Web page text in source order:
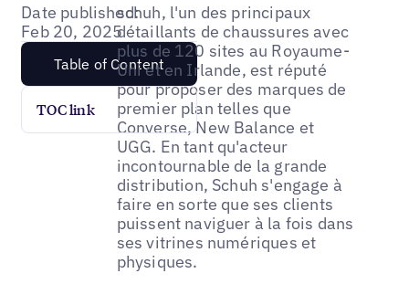
Date published:
Feb 20, 2025
Table of Content
TOC link
schuh, l'un des principaux
détaillants de chaussures avec
plus de 120 sites au Royaume-
Uni et en Irlande, est réputé
pour proposer des marques de
premier plan telles que
Converse, New Balance et
UGG. En tant qu'acteur
incontournable de la grande
distribution, Schuh s'engage à
faire en sorte que ses clients
puissent naviguer à la fois dans
ses vitrines numériques et
physiques.